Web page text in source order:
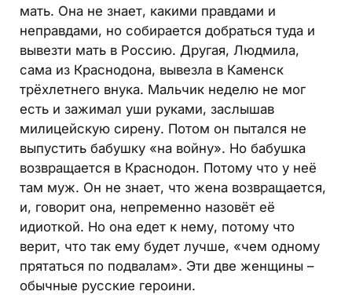
мать. Она не знает, какими правдами и
неправдами, но собирается добраться туда и
вывезти мать в Россию. Другая, Людмила,
сама из Краснодона, вывезла в Каменск
трёхлетнего внука. Мальчик неделю не мог
есть и зажимал уши руками, заслышав
милицейскую сирену. Потом он пытался не
выпустить бабушку «на войну». Но бабушка
возвращается в Краснодон. Потому что у неё
там муж. Он не знает, что жена возвращается,
и, говорит она, непременно назовёт её
идиоткой. Но она едет к нему, потому что
верит, что так ему будет лучше, «чем одному
прятаться по подвалам». Эти две женщины –
обычные русские героини.